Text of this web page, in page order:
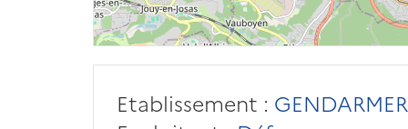
Etablissement :